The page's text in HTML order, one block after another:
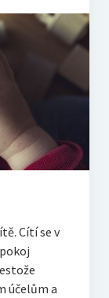
Cítí se v
účelům a